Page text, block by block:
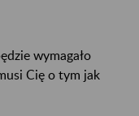
wymagało
Cię o tym jak